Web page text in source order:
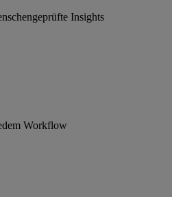
Insights
Workflow